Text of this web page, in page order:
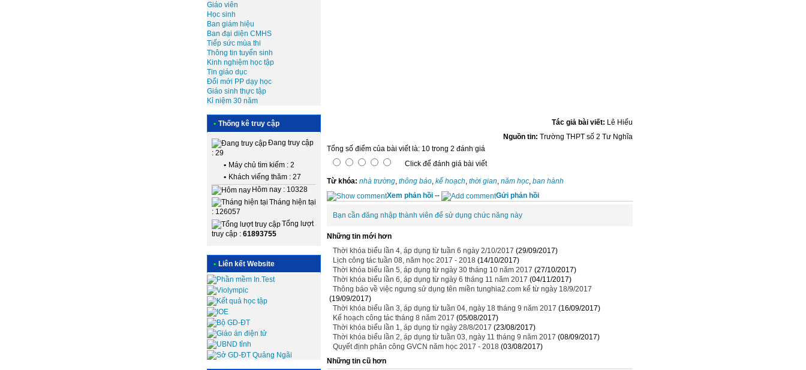
Giáo viên
Học sinh
Ban giám hiệu
Ban đại diện CMHS
Tiếp sức mùa thi
Thông tin tuyển sinh
Kinh nghiệm học tập
Tin giáo dục
Đổi mới PP dạy học
Giáo sinh thực tập
Kỉ niệm 30 năm
• Thống kê truy cập
Đang truy cập
: 29
• Máy chủ tìm kiếm : 2
• Khách viếng thăm : 27
Hôm nay : 10328
Tháng hiện tại
: 126057
Tổng lượt
truy cập : 61893755
• Liên kết Website
Tác giả bài viết: Lê Hiếu
Nguồn tin: Trường THPT số 2 Tư Nghĩa
Tổng số điểm của bài viết là: 10 trong 2 đánh giá
Click để đánh giá bài viết
Từ khóa: nhà trường, thông báo, kế hoạch, thời gian, năm học, ban hành
Xem phản hồi -- Gửi phản hồi
Bạn cần đăng nhập thành viên để sử dụng chức năng này
Những tin mới hơn
Thời khóa biểu lần 4, áp dụng từ tuần 6 ngày 2/10/2017 (29/09/2017)
Lịch công tác tuần 08, năm học 2017 - 2018 (14/10/2017)
Thời khóa biểu lần 5, áp dụng từ ngày 30 tháng 10 năm 2017 (27/10/2017)
Thời khóa biểu lần 6, áp dụng từ ngày 6 tháng 11 năm 2017 (04/11/2017)
Thông báo về việc ngưng sử dụng tên miền tunghia2.com kể từ ngày 18/9/2017
(19/09/2017)
Thời khóa biểu lần 3, áp dụng từ tuần 04, ngày 18 tháng 9 năm 2017 (16/09/2017)
Kế hoạch công tác tháng 8 năm 2017 (05/08/2017)
Thời khóa biểu lần 1, áp dụng từ ngày 28/8/2017 (23/08/2017)
Thời khóa biểu lần 2, áp dụng từ tuần 03, ngày 11 tháng 9 năm 2017 (08/09/2017)
Quyết định phân công GVCN năm học 2017 - 2018 (03/08/2017)
Những tin cũ hơn